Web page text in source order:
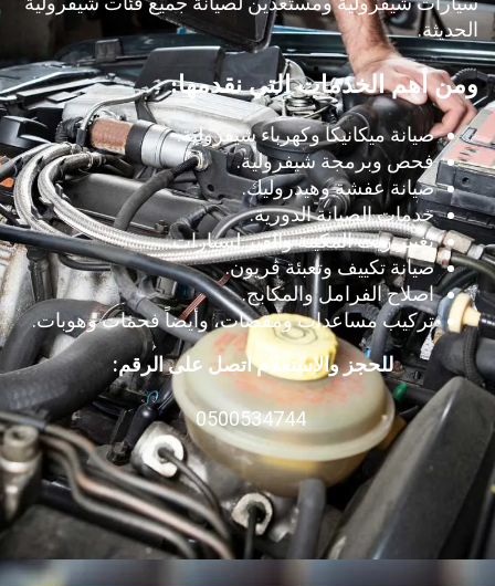
الحديثة.
ومن أهم الخدمات التي نقدمها:
صيانة ميكانيكا وكهرباء شيفرولية.
فحص وبرمجة شيفرولية.
صيانة عفشة وهيدروليك.
خدمات الصيانة الدورية.
تغيير زيت المكينة والقير لسيارات.
صيانة تكييف وتعبئة فريون.
اصلاح الفرامل والمكابج.
تركيب مساعدات ومقصات، وأيضاً فحمات وهوبات.
للحجز والاستعلام اتصل على الرقم:
0500534744